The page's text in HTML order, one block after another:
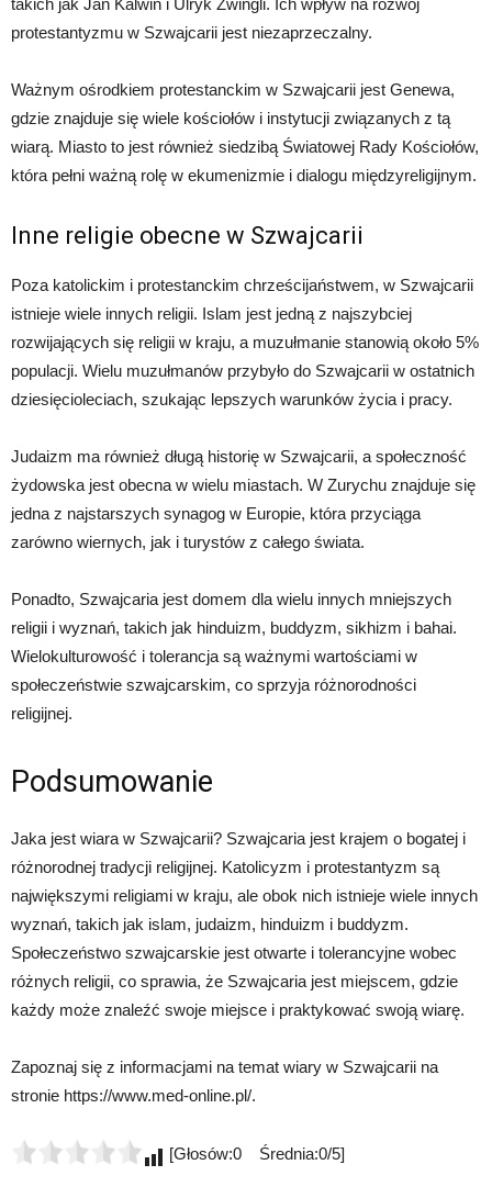
protestantyzmu w Szwajcarii jest niezaprzeczalny.
Ważnym ośrodkiem protestanckim w Szwajcarii jest Genewa,
gdzie znajduje się wiele kościołów i instytucji związanych z tą
wiarą. Miasto to jest również siedzibą Światowej Rady Kościołów,
która pełni ważną rolę w ekumenizmie i dialogu międzyreligijnym.
Inne religie obecne w Szwajcarii
Poza katolickim i protestanckim chrześcijaństwem, w Szwajcarii
istnieje wiele innych religii. Islam jest jedną z najszybciej
rozwijających się religii w kraju, a muzułmanie stanowią około 5%
populacji. Wielu muzułmanów przybyło do Szwajcarii w ostatnich
dziesięcioleciach, szukając lepszych warunków życia i pracy.
Judaizm ma również długą historię w Szwajcarii, a społeczność
żydowska jest obecna w wielu miastach. W Zurychu znajduje się
jedna z najstarszych synagog w Europie, która przyciąga
zarówno wiernych, jak i turystów z całego świata.
Ponadto, Szwajcaria jest domem dla wielu innych mniejszych
religii i wyznań, takich jak hinduizm, buddyzm, sikhizm i bahai.
Wielokulturowość i tolerancja są ważnymi wartościami w
społeczeństwie szwajcarskim, co sprzyja różnorodności
religijnej.
Podsumowanie
Jaka jest wiara w Szwajcarii? Szwajcaria jest krajem o bogatej i
różnorodnej tradycji religijnej. Katolicyzm i protestantyzm są
największymi religiami w kraju, ale obok nich istnieje wiele innych
wyznań, takich jak islam, judaizm, hinduizm i buddyzm.
Społeczeństwo szwajcarskie jest otwarte i tolerancyjne wobec
różnych religii, co sprawia, że Szwajcaria jest miejscem, gdzie
każdy może znaleźć swoje miejsce i praktykować swoją wiarę.
Zapoznaj się z informacjami na temat wiary w Szwajcarii na
stronie https://www.med-online.pl/.
[Głosów:0 Średnia:0/5]